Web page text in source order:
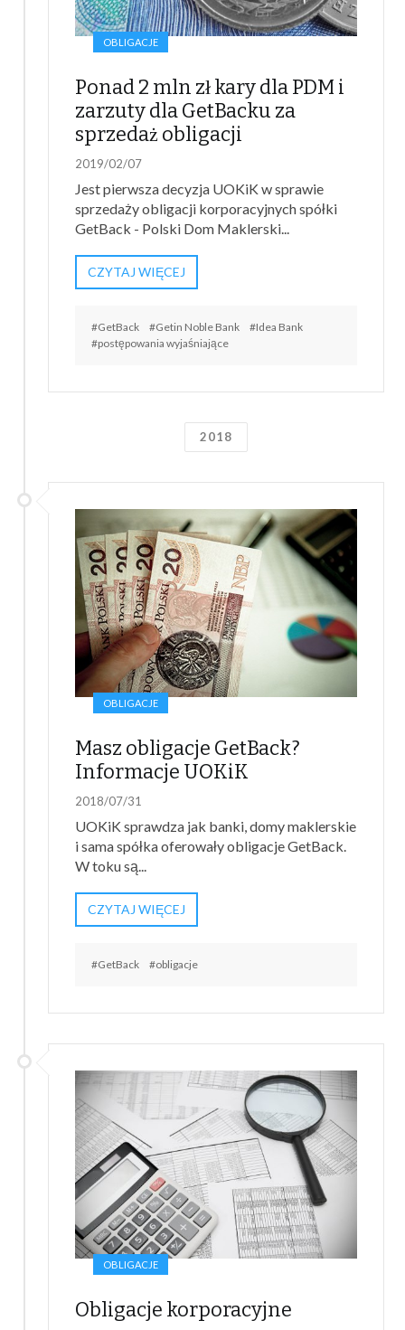
OBLIGACJE
Ponad 2 mln zł kary dla PDM i
zarzuty dla GetBacku za
sprzedaż obligacji
2019/02/07
Jest pierwsza decyzja UOKiK w sprawie
sprzedaży obligacji korporacyjnych spółki
GetBack - Polski Dom Maklerski...
CZYTAJ WIĘCEJ
#GetBack #Getin Noble Bank
#Idea Bank
#postępowania wyjaśniające
2018
OBLIGACJE
Masz obligacje GetBack?
Informacje UOKiK
2018/07/31
UOKiK sprawdza jak banki, domy maklerskie
i sama spółka oferowały obligacje GetBack.
W toku są...
CZYTAJ WIĘCEJ
#GetBack #obligacje
OBLIGACJE
Obligacje korporacyjne